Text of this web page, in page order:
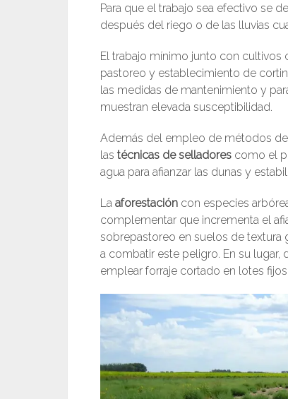
Para que el trabajo sea efectivo se
después del riego o de las lluvias
El trabajo mínimo junto con cultivos
pastoreo y establecimiento de
las medidas de mantenimiento y
muestran elevada susceptibilidad.
Además del empleo de métodos
las técnicas de selladores como el
agua para afianzar las dunas y
La aforestación con especies
complementar que incrementa el
sobrepastoreo en suelos de textura
a combatir este peligro. En su
emplear forraje cortado en lotes